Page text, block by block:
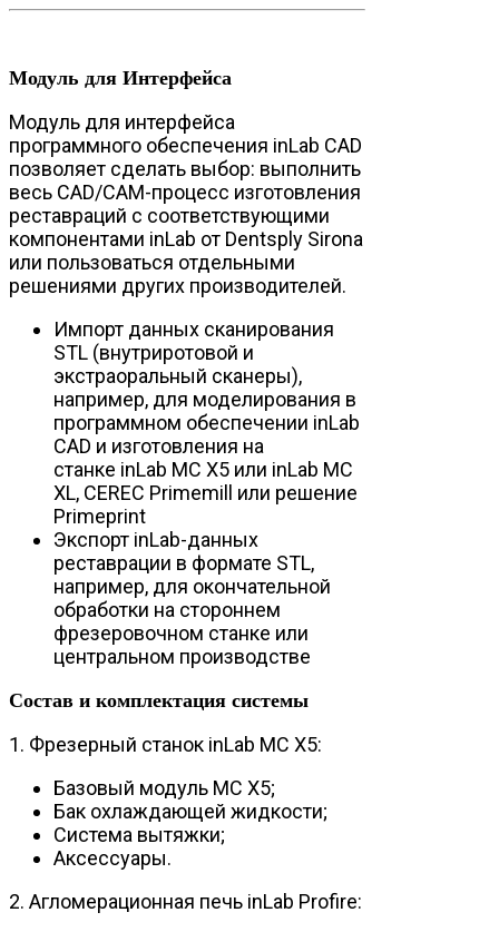
Модуль для Интерфейса
Модуль для интерфейса
программного обеспечения inLab CAD
позволяет сделать выбор: выполнить
весь CAD/CAM-процесс изготовления
реставраций с соответствующими
компонентами inLab от Dentsply Sirona
или пользоваться отдельными
решениями других производителей.
Импорт данных сканирования
STL (внутриротовой и
экстраоральный сканеры),
например, для моделирования в
программном обеспечении inLab
CAD и изготовления на
станке inLab MC X5 или inLab MC
XL, CEREC Primemill или решение
Primeprint
Экспорт inLab-данных
реставрации в формате STL,
например, для окончательной
обработки на стороннем
фрезеровочном станке или
центральном производстве
Состав и комплектация системы
1. Фрезерный станок inLab MC X5:
Базовый модуль MC X5;
Бак охлаждающей жидкости;
Система вытяжки;
Аксессуары.
2. Агломерационная печь inLab Profire: